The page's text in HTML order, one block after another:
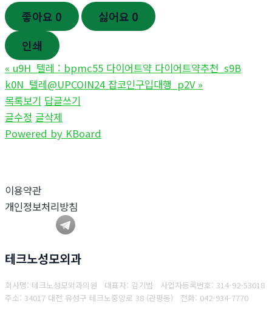
좋아요 0 싫어요 0
인쇄
« u9H_텔레 : bpmc55 다이어트약 다이어트약추천_s9B
k0N_텔레@UPCOIN24 잡코인구입대행_p2V »
목록보기 답글쓰기
글수정 글삭제
Powered by KBoard
이용약관
개인정보처리방침
테크노성모외과
회사명: 테크노성모외과의원 대표자: 김기범 사업자등록번호: 314-92-53018
주소: 34017 대전 유성구 테크노중앙로 38 (관평동) 전화: 042-934-7770